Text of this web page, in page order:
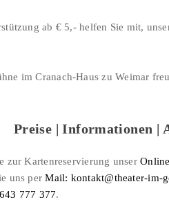
ab € 5,- helfen Sie mit,
im Cranach-Haus zu Weimar
Preise | Informationen |
zur Kartenreservierung unser
uns perMail: kontakt@theater-im-
777 377.